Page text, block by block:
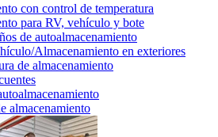
con control de temperatura
para RV, vehículo y bote
de autoalmacenamiento
Almacenamiento en exteriores
de almacenamiento
almacenamiento